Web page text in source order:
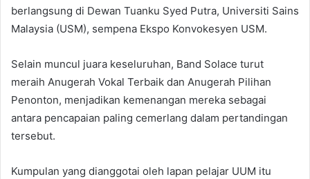
berlangsung di Dewan Tuanku Syed Putra, Universiti Sains
Malaysia (USM), sempena Ekspo Konvokesyen USM.
Selain muncul juara keseluruhan, Band Solace turut
meraih Anugerah Vokal Terbaik dan Anugerah Pilihan
Penonton, menjadikan kemenangan mereka sebagai
antara pencapaian paling cemerlang dalam pertandingan
tersebut.
Kumpulan yang dianggotai oleh lapan pelajar UUM itu